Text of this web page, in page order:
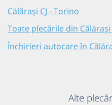
Călărași CJ - Torino
Toate plecările din Călărași
Închirieri autocare în
Alte